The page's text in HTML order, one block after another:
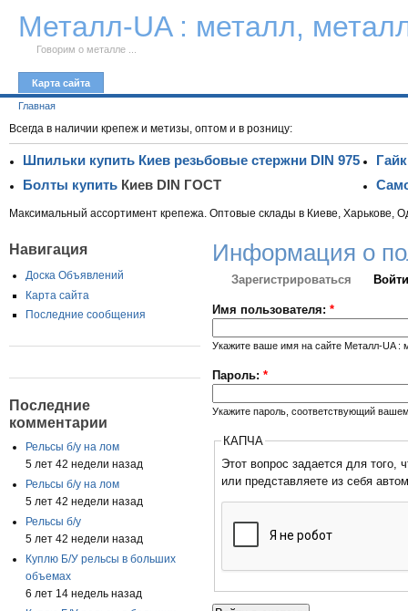
Металл-UA : металл,
Говорим о металле ...
Карта сайта
Главная
Всегда в наличии крепеж и метизы, оптом и в розницу:
Шпильки купить Киев резьбовые стержни DIN 975
Болты купитьКиев DIN ГОСТ
Максимальный ассортимент крепежа. Оптовые склады в Киеве, Харькове,
Навигация
Доска Объявлений
Карта сайта
Последние сообщения
Последние
комментарии
Рельсы б/у на лом
5 лет 42 недели назад
Рельсы б/у на лом
5 лет 42 недели назад
Рельсы б/у
5 лет 42 недели назад
Куплю Б/У рельсы в больших
объемах
6 лет 14 недель назад
Информация о
Зарегистрироваться
Имя пользователя: *
Укажите ваше имя на сайте Металл-UA :
Пароль: *
Укажите пароль, соответствующий
КАПЧА
Этот вопрос задается для того,
или представляете из себя